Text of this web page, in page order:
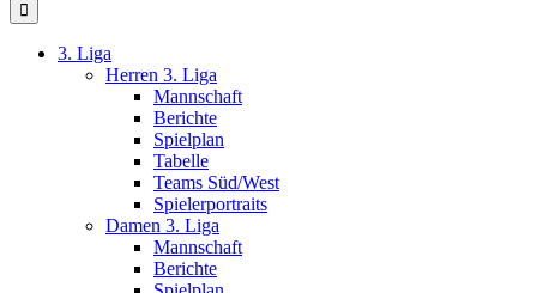
3. Liga
Herren 3. Liga
Mannschaft
Berichte
Spielplan
Tabelle
Teams Süd/West
Spielerportraits
Damen 3. Liga
Mannschaft
Berichte